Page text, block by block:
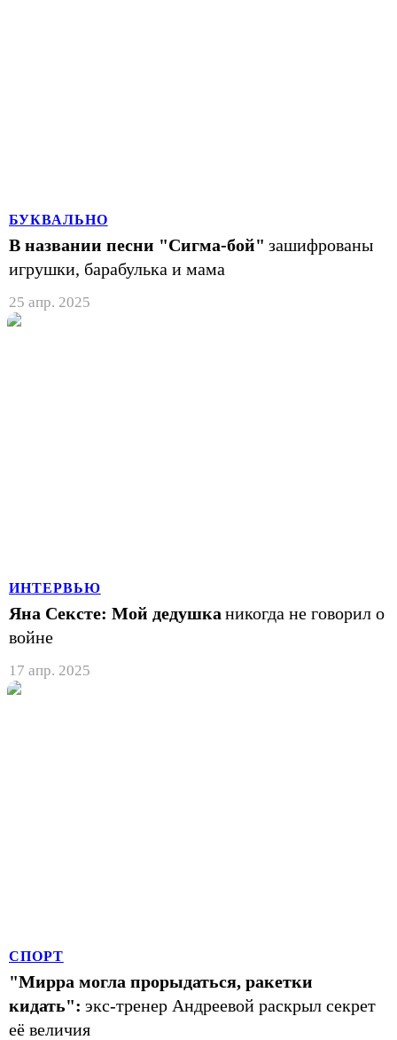
БУКВАЛЬНО
В названии песни "Сигма-бой" зашифрованы
игрушки, барабулька и мама
25 апр. 2025
ИНТЕРВЬЮ
Яна Сексте: Мой дедушка никогда не говорил о
войне
17 апр. 2025
СПОРТ
"Мирра могла прорыдаться, ракетки
кидать": экс-тренер Андреевой раскрыл секрет
её величия